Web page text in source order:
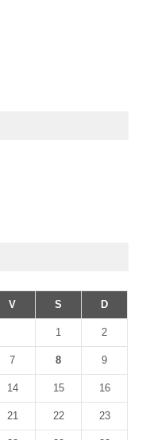
V S D
1 2
7 8 9
14 15 16
21 22 23